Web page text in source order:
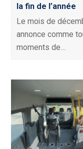
la fin de l’année
Le mois de
annonce comme
moments de…